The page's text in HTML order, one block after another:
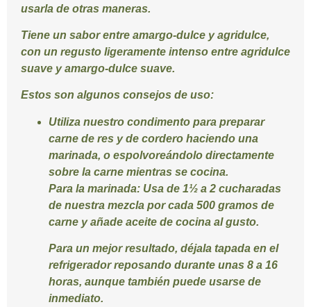
usarla de otras maneras.
Tiene un sabor entre amargo-dulce y agridulce,
con un regusto ligeramente intenso entre agridulce
suave y amargo-dulce suave.
Estos son algunos consejos de uso:
Utiliza nuestro condimento para preparar
carne de res y de cordero haciendo una
marinada, o espolvoreándolo directamente
sobre la carne mientras se cocina.
Para la marinada: Usa de 1½ a 2 cucharadas
de nuestra mezcla por cada 500 gramos de
carne y añade aceite de cocina al gusto.
Para un mejor resultado, déjala tapada en el
refrigerador reposando durante unas 8 a 16
horas, aunque también puede usarse de
inmediato.